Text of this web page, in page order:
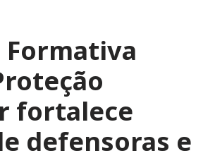
fortalece
defensoras e